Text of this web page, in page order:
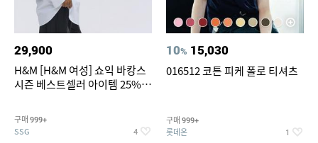
29,900
H&M [H&M 여성] 쇼익 바캉스
시즌 베스트셀러 아이템 25%
구매 999+
SSG 4
10% 15,030
016512 코튼 피케 폴로 티셔츠
구매 999+
롯데온 1